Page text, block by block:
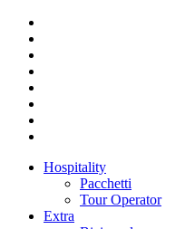
Hospitality
Pacchetti
Tour Operator
Extra